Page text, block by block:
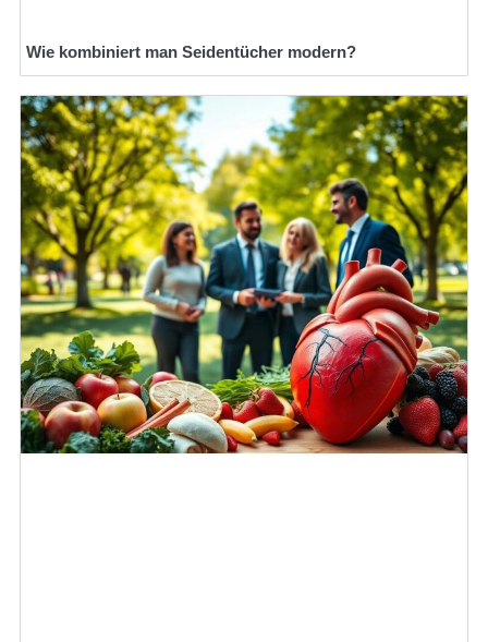
Wie kombiniert man Seidentücher modern?